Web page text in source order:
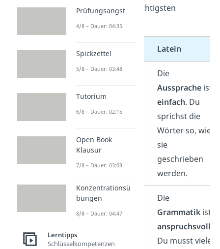
siehst du die wichtigsten
Unterschiede:
Französisch Latein
Die
istschwierig
Wörter sehen
aus, als sie
Die
Aussprache ist
einfach. Du
sprichst die
Wörter so, wie
sie
geschrieben
werden.
Die
Grammatik
übersichtlich
Die
Grammatik ist
anspruchsvoll
Du musst viele
Prüfungsangst
4/8 – Dauer: 04:35
Spickzettel
5/8 – Dauer: 03:48
Tutorium
6/8 – Dauer: 02:15
Open Book
Klausur
7/8 – Dauer: 03:03
Konzentrationsü
bungen
8/8 – Dauer: 04:47
Lerntipps
Schlüsselkompetenzen